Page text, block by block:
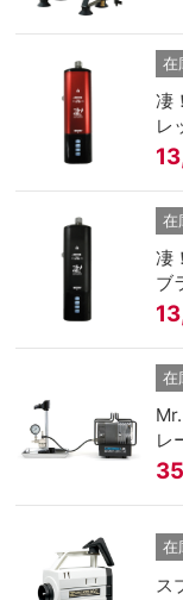
在
凄
レ
在
凄
ブ
在
レ
在
ス